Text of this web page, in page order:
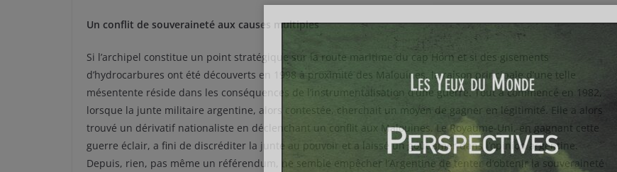
Un conflit de souveraineté aux causes multiples
Si l’archipel constitue un point stratégique sur la route maritime du cap Horn et si des gisements
d’hydrocarbures ont été découverts en 1998 à proximité des Malouines, la raison principale d’une telle
mésentente réside dans les conséquences de l’instrumentalisation d’une guerre. Tout a commencé en 1982,
lorsque la junte militaire argentine, alors contestée, cherchait un moyen de gagner en légitimité. Elle a alors
trouvé un dérivatif nationaliste en déclenchant un conflit aux Malouines. Le Royaume-Uni, en gagnant cette
guerre éclair, a fini de discréditer la junte au pouvoir et a laissé un goût amer dans l’opinion argentine.
Depuis, rien, pas même un référendum, ne semble empêcher l’Argentine de tenter d’obtenir la souveraineté